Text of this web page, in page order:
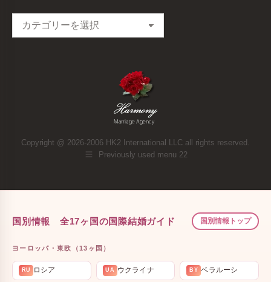
Categories
Copyright @ 2026-2006 HK2 International LLC all rights reserved.
Previously used menu 22
国別情報 全17ヶ国の国際結婚ガイド 国別情報トップ
ヨーロッパ・東欧（13ヶ国）
RU ロシア UA ウクライナ BY ベラルーシ